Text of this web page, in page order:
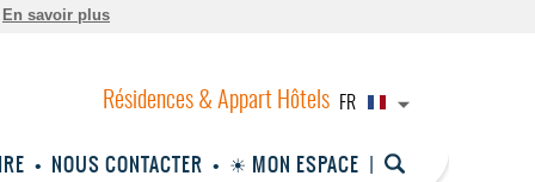
En savoir plus
FR
NOUS CONTACTER ☀ MON ESPACE